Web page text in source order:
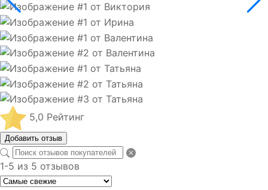
5,0 Рейтинг
Добавить отзыв
1-5 из 5 отзывов